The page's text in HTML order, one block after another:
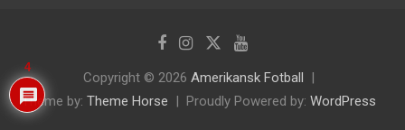
Copyright © 2026 Amerikansk Fotball
Theme by: Theme Horse Proudly Powered by: WordPress
4